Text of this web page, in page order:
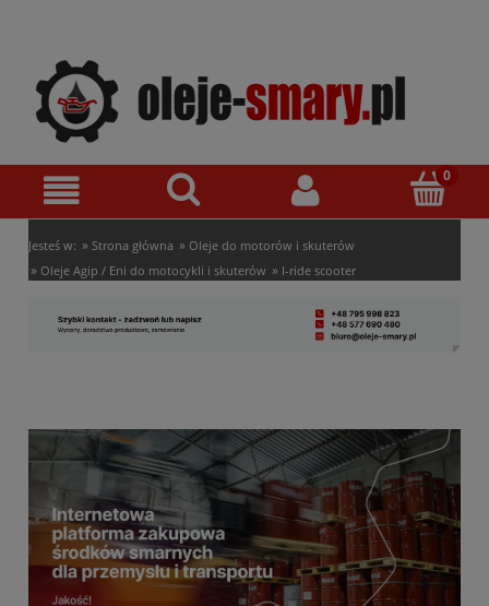
Jesteś w: » Strona główna » Oleje do motorów i skuterów
» Oleje Agip / Eni do motocykli i skuterów » I-ride scooter